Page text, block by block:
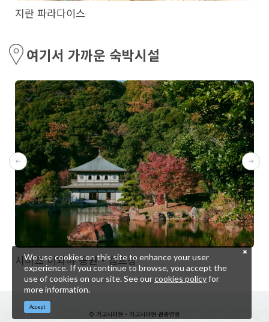
지란 파라다이스
여기서 가까운 숙박시설
시미즈 이와야 공원・캠프장
© 가고시마현・가고시마현 관광연맹
We use cookies on this site to enhance your user
experience. If you continue to browse, you accept the
use of cookies on our site. See ourcookies policyfor
more information.
Accept